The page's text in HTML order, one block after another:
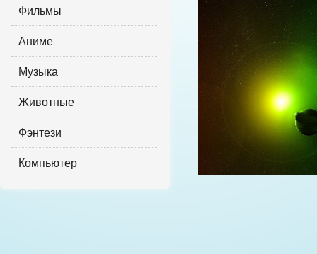
Фильмы
Аниме
Музыка
Животные
Фэнтези
Компьютер